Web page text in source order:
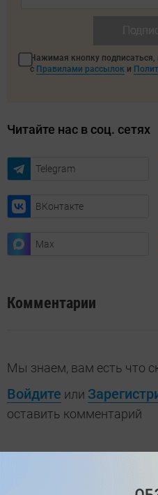
Нажимая кнопку подписаться,
с Правилами рассылок и
Читайте нас в соц. сетях
Telegram
ВКонтакте
Max
Комментарии
Мы знаем, вам есть что
Войдите или
оставить комментарий